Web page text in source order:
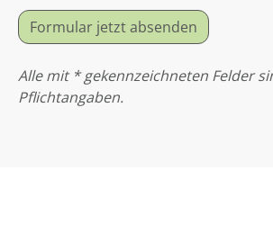
Formular jetzt absenden
Alle mit * gekennzeichneten Felder
Pflichtangaben.